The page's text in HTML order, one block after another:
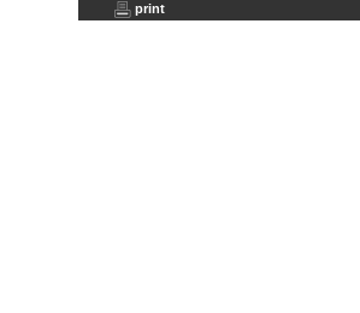
print